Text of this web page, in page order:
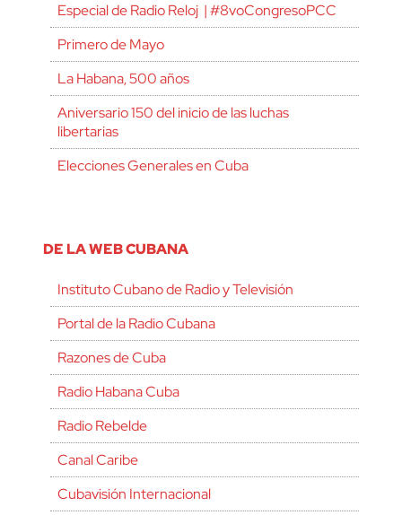
Especial de Radio Reloj | #8voCongresoPCC
Primero de Mayo
La Habana, 500 años
Aniversario 150 del inicio de las luchas
libertarias
Elecciones Generales en Cuba
DE LA WEB CUBANA
Instituto Cubano de Radio y Televisión
Portal de la Radio Cubana
Razones de Cuba
Radio Habana Cuba
Radio Rebelde
Canal Caribe
Cubavisión Internacional